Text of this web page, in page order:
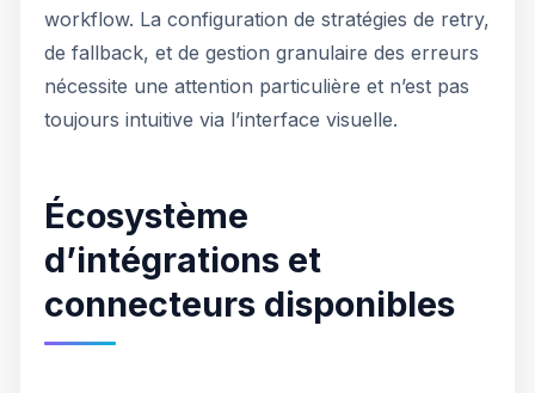
workflow. La configuration de stratégies de retry,
de fallback, et de gestion granulaire des erreurs
nécessite une attention particulière et n’est pas
toujours intuitive via l’interface visuelle.
Écosystème
d’intégrations et
connecteurs disponibles